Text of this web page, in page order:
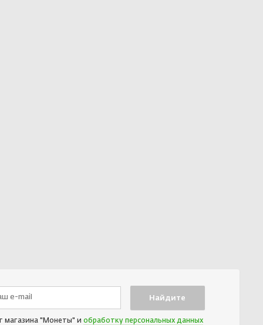
магазина "Монеты" и обработку персональных данных